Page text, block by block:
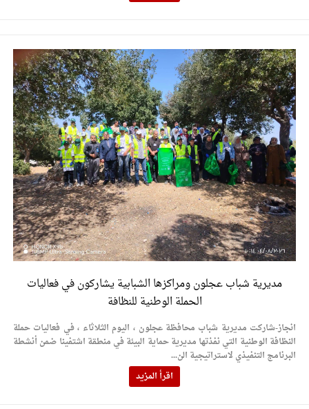
مديرية شباب عجلون ومراكزها الشبابية يشاركون في فعاليات
الحملة الوطنية للنظافة
انجاز-شاركت مديرية شباب محافظة عجلون ، اليوم الثلاثاء ، في فعاليات حملة
النظافة الوطنية التي نفذتها مديرية حماية البيئة في منطقة اشتفينا ضمن أنشطة
البرنامج التنفيذي لاستراتيجية الن...
اقرأ المزيد